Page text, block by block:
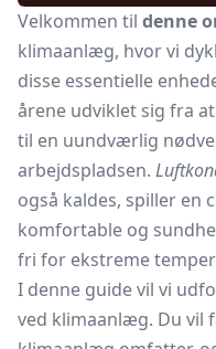
Velkommen til denne
klimaanlæg, hvor vi
disse essentielle
årene udviklet sig fra
til en uundværlig
arbejdspladsen.
også kaldes, spiller en
komfortable og
fri for ekstreme
I denne guide vil vi
ved klimaanlæg. Du vil